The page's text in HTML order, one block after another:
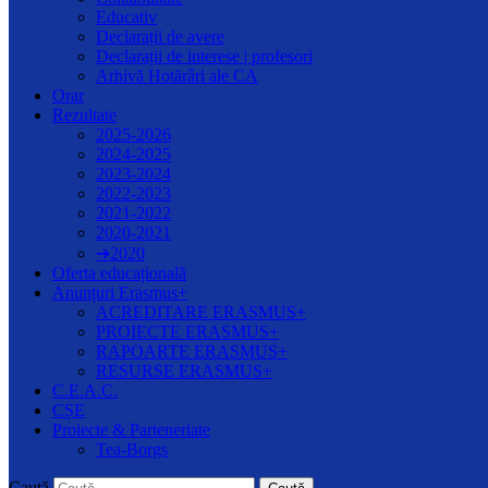
Educativ
Declarații de avere
Declarații de interese | profesori
Arhivă Hotărâri ale CA
Orar
Rezultate
2025-2026
2024-2025
2023-2024
2022-2023
2021-2022
2020-2021
➔2020
Oferta educațională
Anunțuri Erasmus+
ACREDITARE ERASMUS+
PROIECTE ERASMUS+
RAPOARTE ERASMUS+
RESURSE ERASMUS+
C.E.A.C.
CȘE
Proiecte & Parteneriate
Tea-Borgs